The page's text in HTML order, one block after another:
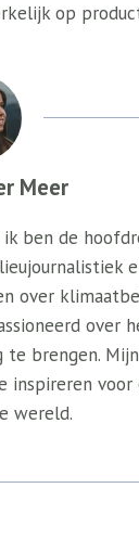
op
Meer
ben de
over
over
brengen.
voor
wereld.